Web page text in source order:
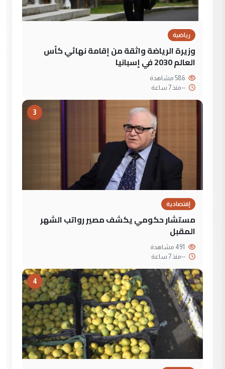
رياضية
وزيرة الرياضة واثقة من إقامة نهائي كأس
العالم 2030 في إسبانيا
--منذ 7 ساعة
3
إقتصادية
مستشار حكومي يكشف مصير رواتب الشهر
المقبل
--منذ 7 ساعة
4